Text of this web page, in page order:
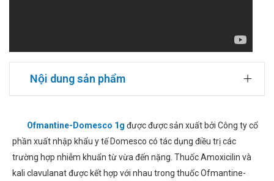
Nội dung sản phẩm
Ofmantine-Domesco 1g được được sản xuất bởi Công ty cổ
phần xuất nhập khẩu y tế Domesco có tác dụng điều trị các
trường hợp nhiễm khuẩn từ vừa đến nặng. Thuốc Amoxicilin và
kali clavulanat được kết hợp với nhau trong thuốc Ofmantine-